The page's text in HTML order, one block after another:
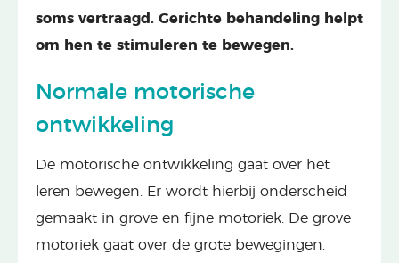
soms vertraagd. Gerichte behandeling helpt
om hen te stimuleren te bewegen.
Normale motorische
ontwikkeling
De motorische ontwikkeling gaat over het
leren bewegen. Er wordt hierbij onderscheid
gemaakt in grove en fijne motoriek. De grove
motoriek gaat over de grote bewegingen.